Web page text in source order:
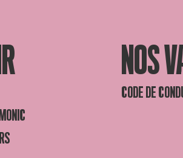
NOS
CODE DE